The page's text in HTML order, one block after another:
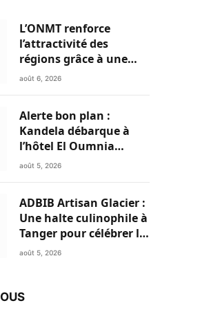
L’ONMT renforce
l’attractivité des
régions grâce à une
connectivité aérienne
août 6, 2026
Alerte bon plan :
Kandela débarque à
l’hôtel El Oumnia
Puerto pour enflammer
août 5, 2026
ADBIB Artisan Glacier :
Une halte culinophile à
Tanger pour célébrer la
glace traditionnelle
août 5, 2026